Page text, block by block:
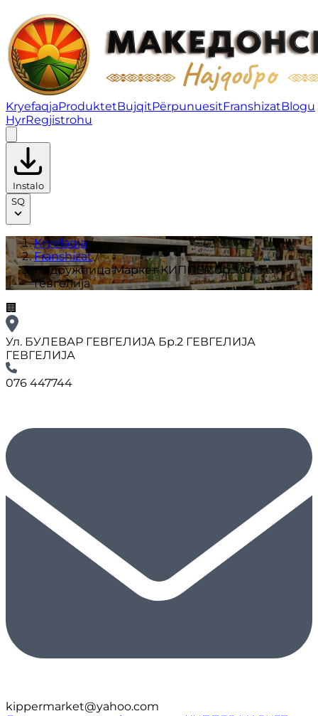
Подружница Маркет КИППЕР бр. 104 Гевгелија |
KryefaqjaProduktetBujqitPërpunuesitFranshizatBlogu
HyrRegjistrohu
Instalo
SQ
Kryefaqja/
Franshizat/
Подружница Маркет КИППЕР бр. 104
Гевгелија
🏢
Ул. БУЛЕВАР ГЕВГЕЛИЈА Бр.2 ГЕВГЕЛИЈА
ГЕВГЕЛИЈА
076 447744
kippermarket@yahoo.com